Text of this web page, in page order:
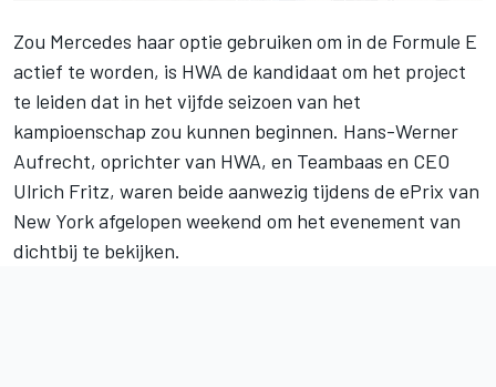
Zou Mercedes haar optie gebruiken om in de Formule E
actief te worden, is HWA de kandidaat om het project
te leiden dat in het vijfde seizoen van het
kampioenschap zou kunnen beginnen. Hans-Werner
Aufrecht, oprichter van HWA, en Teambaas en CEO
Ulrich Fritz, waren beide aanwezig tijdens de ePrix van
New York afgelopen weekend om het evenement van
dichtbij te bekijken.